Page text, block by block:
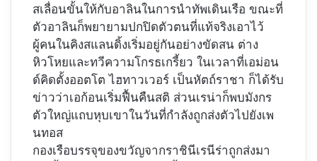
สเลื่อนขั้นให้กับอาลินในการนำทัพเดินเรือ ขณะที่
ตัวอาลินก็พยายามปกปิดตัวตนที่แท้จริงเอาไว้
ผู้คนในคิงสแลนดิ้งเริ่มอยู่กันอย่างขัดสน ต่าง
หิวโหยและทวีความโกรธเกรี้ยว ในเวลาที่เอม่อน
ด์คิดตั้งออตโต ไฮทาวเวอร์ เป็นหัตถ์ราชา ก็ได้รับ
ข่าวว่าเอก้อนเริ่มฟื้นคืนสติ ส่วนเรน่าก็พบมังกร
ตัวใหญ่แถบหุบเขาในวันที่กำลังถูกส่งตัวไปยังเพ
นทอส
กองเรือบรรจุของขวัญจากราชินีเรนีร่าถูกส่งมา